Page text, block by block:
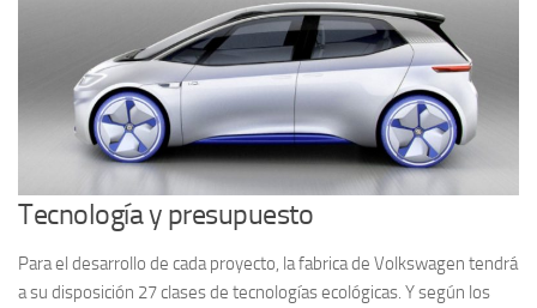
Tecnología y presupuesto
Para el desarrollo de cada proyecto, la fabrica de Volkswagen tendrá
a su disposición 27 clases de tecnologías ecológicas. Y según los